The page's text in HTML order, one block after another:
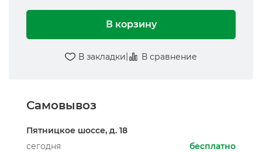
В корзину
В закладки| В сравнение
Самовывоз
Пятницкое шоссе, д. 18
сегодня
бесплатно